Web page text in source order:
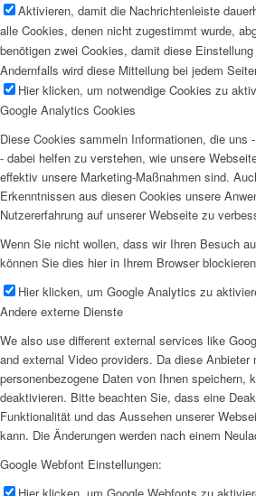
Aktivieren, damit die Nachrichtenleiste
alle Cookies, denen nicht zugestimmt wurde,
benötigen zwei Cookies, damit diese
Andernfalls wird diese Mitteilung bei jedem
Hier klicken, um notwendige Cookies zu
Google Analytics Cookies
Diese Cookies sammeln Informationen, die uns
- dabei helfen zu verstehen, wie unsere
effektiv unsere Marketing-Maßnahmen sind.
Erkenntnissen aus diesen Cookies unsere
Nutzererfahrung auf unserer Webseite zu
Wenn Sie nicht wollen, dass wir Ihren Besuch
können Sie dies hier in Ihrem Browser
Hier klicken, um Google Analytics zu
Andere externe Dienste
We also use different external services like
and external Video providers. Da diese Anbieter
personenbezogene Daten von Ihnen speichern,
deaktivieren. Bitte beachten Sie, dass eine
Funktionalität und das Aussehen unserer
kann. Die Änderungen werden nach einem
Google Webfont Einstellungen: